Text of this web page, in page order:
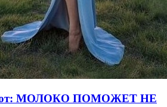
МОЛОКО ПОМОЖЕТ НЕ